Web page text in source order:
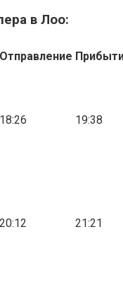
в Лоо:
Отправление
18:26 19:38
20:12 21:21